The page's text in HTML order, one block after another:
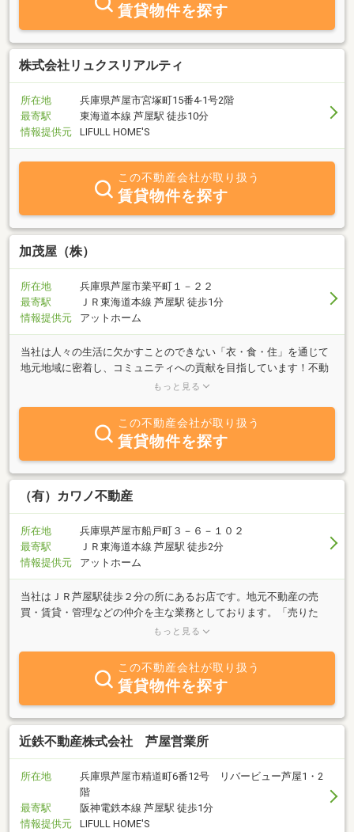
賃貸物件を探す
株式会社リュクスリアルティ
所在地
兵庫県芦屋市宮塚町15番4-1号2階
最寄駅
東海道本線 芦屋駅 徒歩10分
情報提供元
LIFULL HOME'S
この不動産会社が取り扱う
賃貸物件を探す
加茂屋（株）
所在地
兵庫県芦屋市業平町１－２２
最寄駅
ＪＲ東海道本線 芦屋駅 徒歩1分
情報提供元
アットホーム
当社は人々の生活に欠かすことのできない「衣・食・住」を通じて
地元地域に密着し、コミュニティへの貢献を目指しています！不動
産事業を通し地域に密着した住まいの提供のため、売買から賃貸に
でもご相談ください！！スタッフ一同、皆様のご来店を心よりお待
ちしております。
もっと見る
この不動産会社が取り扱う
賃貸物件を探す
（有）カワノ不動産
所在地
兵庫県芦屋市船戸町３－６－１０２
最寄駅
ＪＲ東海道本線 芦屋駅 徒歩2分
情報提供元
アットホーム
当社はＪＲ芦屋駅徒歩２分の所にあるお店です。地元不動産の売
買・賃貸・管理などの仲介を主な業務としております。「売りた
い」「買いたい」「貸したい」「借りたい」「管理してほしい」な
い。誠実と熱意をもってお客様のご希望に併せたスピーディな対応
を心掛けております。特に芦屋全域はもとより、西宮や神戸東部エ
リアにおいて是非、当社へご相談下さい。
もっと見る
この不動産会社が取り扱う
賃貸物件を探す
近鉄不動産株式会社 芦屋営業所
所在地
兵庫県芦屋市精道町6番12号 リバービュー芦屋1・2
階
最寄駅
阪神電鉄本線 芦屋駅 徒歩1分
情報提供元
LIFULL HOME'S